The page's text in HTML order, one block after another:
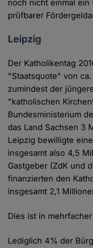
noch nicht einmal ein
prüfbarer
Leipzig
Der Katholikentag
"Staatsquote" von
zumindest der
"katholischen
Bundesministerium
das Land Sachsen 3
Leipzig bewilligte
insgesamt also 4,5
Gastgeber (ZdK und
finanzierten den
insgesamt 2,1
Dies ist in
Lediglich 4% der